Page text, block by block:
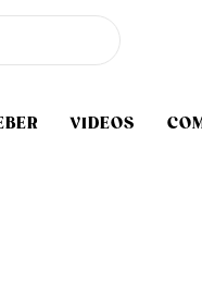
VIDEOS